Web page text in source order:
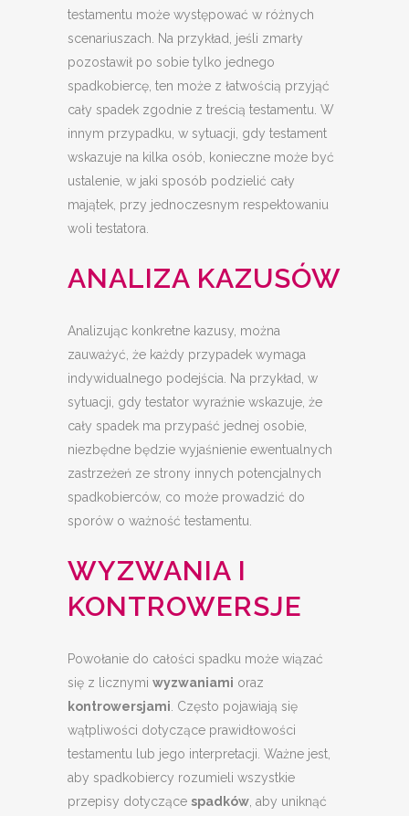
testamentu może występować w różnych
scenariuszach. Na przykład, jeśli zmarły
pozostawił po sobie tylko jednego
spadkobiercę, ten może z łatwością przyjąć
cały spadek zgodnie z treścią testamentu. W
innym przypadku, w sytuacji, gdy testament
wskazuje na kilka osób, konieczne może być
ustalenie, w jaki sposób podzielić cały
majątek, przy jednoczesnym respektowaniu
woli testatora.
ANALIZA KAZUSÓW
Analizując konkretne kazusy, można
zauważyć, że każdy przypadek wymaga
indywidualnego podejścia. Na przykład, w
sytuacji, gdy testator wyraźnie wskazuje, że
cały spadek ma przypaść jednej osobie,
niezbędne będzie wyjaśnienie ewentualnych
zastrzeżeń ze strony innych potencjalnych
spadkobierców, co może prowadzić do
sporów o ważność testamentu.
WYZWANIA I
KONTROWERSJE
Powołanie do całości spadku może wiązać
się z licznymi wyzwaniami oraz
kontrowersjami. Często pojawiają się
wątpliwości dotyczące prawidłowości
testamentu lub jego interpretacji. Ważne jest,
aby spadkobiercy rozumieli wszystkie
przepisy dotyczące spadków, aby uniknąć